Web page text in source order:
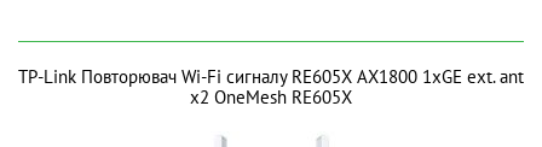
TP-Link Повторювач Wi-Fi сигналу RE605X AX1800 1хGE ext. ant
x2 OneMesh RE605X